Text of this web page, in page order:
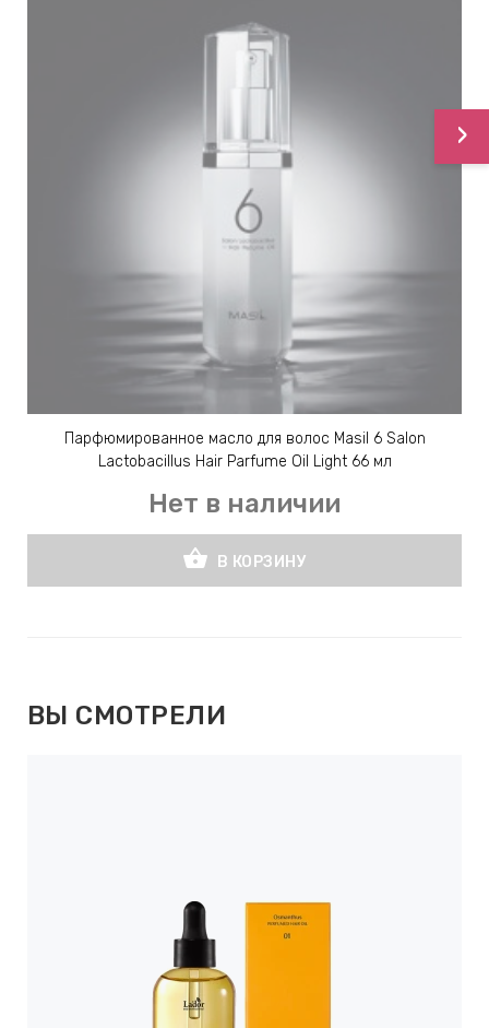
Парфюмированное масло для волос Masil 6 Salon
Lactobacillus Hair Parfume Oil Light 66 мл
Нет в наличии
shopping_basket В КОРЗИНУ
›
ВЫ СМОТРЕЛИ